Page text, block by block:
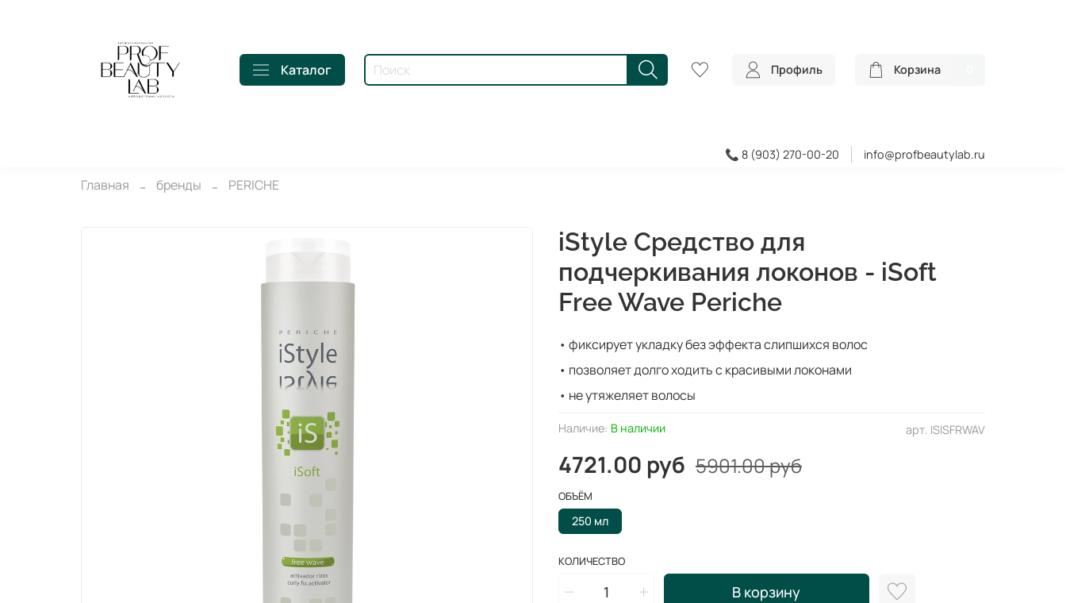
Каталог Профиль Корзина
📞 8 (903) 270-00-20 info@profbeautylab.ru
Главная бренды PERICHE
арт. ISISFRWAV
Наличие: В наличии
iStyle Средство для
подчеркивания локонов - iSoft
Free Wave Periche
4721.00 руб 5901.00 руб
КОЛИЧЕСТВО
В корзину
ОБЪЁМ
250 мл
• фиксирует укладку без эффекта слипшихся волос
• позволяет долго ходить с красивыми локонами
• не утяжеляет волосы